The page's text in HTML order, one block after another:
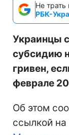
Не
РБК-
Украинцы
субсидию
гривен,
феврале
Об этом
ссылкой